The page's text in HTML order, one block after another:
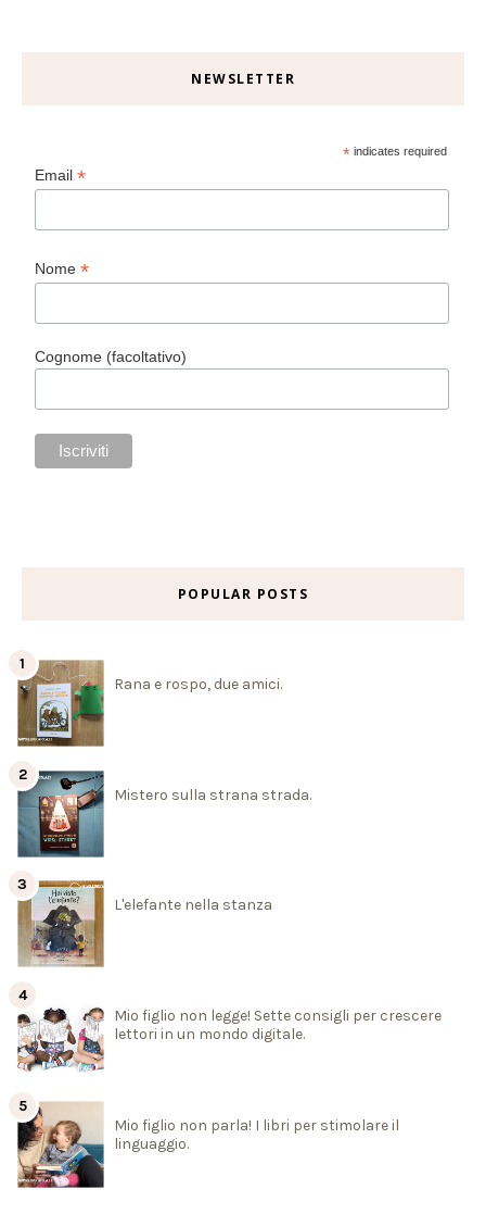
NEWSLETTER
* indicates required
Email*
Nome*
Cognome (facoltativo)
POPULAR POSTS
Rana e rospo, due amici.
Mistero sulla strana strada.
L'elefante nella stanza
Mio figlio non legge! Sette consigli per crescere
lettori in un mondo digitale.
Mio figlio non parla! I libri per stimolare il
linguaggio.